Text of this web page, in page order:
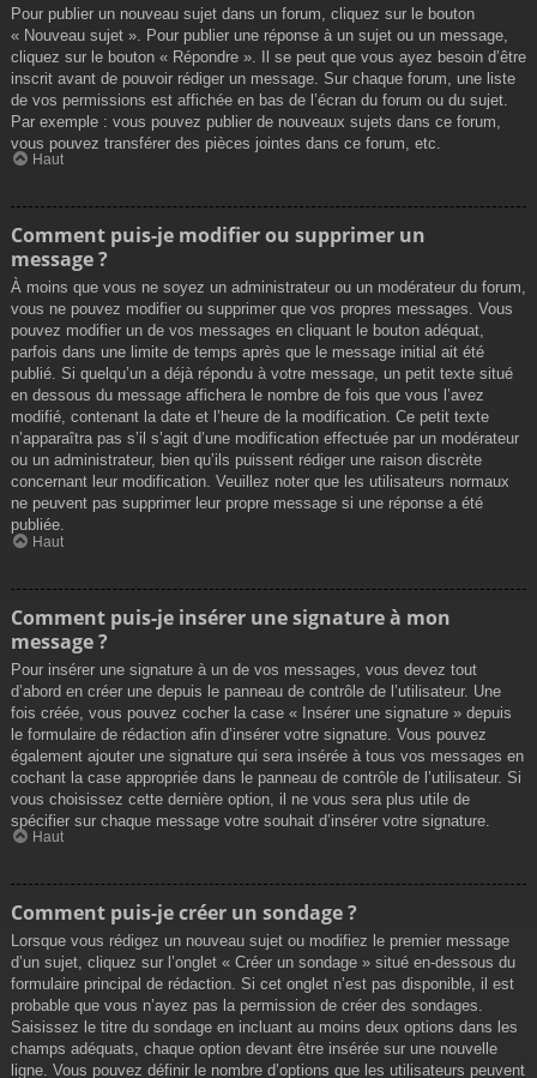
Pour publier un nouveau sujet dans un forum, cliquez sur le bouton
« Nouveau sujet ». Pour publier une réponse à un sujet ou un message,
cliquez sur le bouton « Répondre ». Il se peut que vous ayez besoin d’être
inscrit avant de pouvoir rédiger un message. Sur chaque forum, une liste
de vos permissions est affichée en bas de l’écran du forum ou du sujet.
Par exemple : vous pouvez publier de nouveaux sujets dans ce forum,
vous pouvez transférer des pièces jointes dans ce forum, etc.
Haut
Comment puis-je modifier ou supprimer un
message ?
À moins que vous ne soyez un administrateur ou un modérateur du forum,
vous ne pouvez modifier ou supprimer que vos propres messages. Vous
pouvez modifier un de vos messages en cliquant le bouton adéquat,
parfois dans une limite de temps après que le message initial ait été
publié. Si quelqu’un a déjà répondu à votre message, un petit texte situé
en dessous du message affichera le nombre de fois que vous l’avez
modifié, contenant la date et l’heure de la modification. Ce petit texte
n’apparaîtra pas s’il s’agit d’une modification effectuée par un modérateur
ou un administrateur, bien qu’ils puissent rédiger une raison discrète
concernant leur modification. Veuillez noter que les utilisateurs normaux
ne peuvent pas supprimer leur propre message si une réponse a été
publiée.
Haut
Comment puis-je insérer une signature à mon
message ?
Pour insérer une signature à un de vos messages, vous devez tout
d’abord en créer une depuis le panneau de contrôle de l’utilisateur. Une
fois créée, vous pouvez cocher la case « Insérer une signature » depuis
le formulaire de rédaction afin d’insérer votre signature. Vous pouvez
également ajouter une signature qui sera insérée à tous vos messages en
cochant la case appropriée dans le panneau de contrôle de l’utilisateur. Si
vous choisissez cette dernière option, il ne vous sera plus utile de
spécifier sur chaque message votre souhait d’insérer votre signature.
Haut
Comment puis-je créer un sondage ?
Lorsque vous rédigez un nouveau sujet ou modifiez le premier message
d’un sujet, cliquez sur l’onglet « Créer un sondage » situé en-dessous du
formulaire principal de rédaction. Si cet onglet n’est pas disponible, il est
probable que vous n’ayez pas la permission de créer des sondages.
Saisissez le titre du sondage en incluant au moins deux options dans les
champs adéquats, chaque option devant être insérée sur une nouvelle
ligne. Vous pouvez définir le nombre d’options que les utilisateurs peuvent